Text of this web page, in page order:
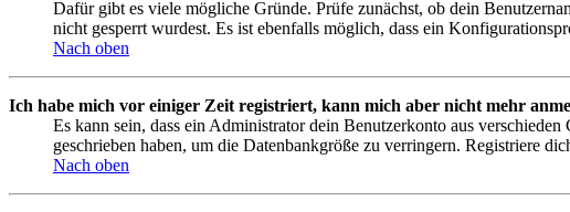
Dafür gibt es viele mögliche Gründe. Prüfe zunächst, ob dein
nicht gesperrt wurdest. Es ist ebenfalls möglich, dass ein
Nach oben
Ich habe mich vor einiger Zeit registriert, kann mich aber nicht mehr
Es kann sein, dass ein Administrator dein Benutzerkonto aus
geschrieben haben, um die Datenbankgröße zu verringern. Registriere
Nach oben